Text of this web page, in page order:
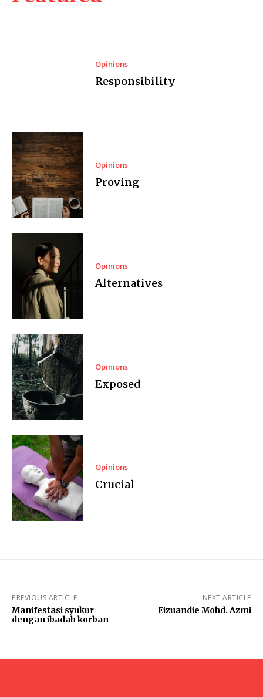
Opinions
Responsibility
Opinions
Proving
Opinions
Alternatives
Opinions
Exposed
Opinions
Crucial
PREVIOUS ARTICLE
Manifestasi syukur
dengan ibadah korban
NEXT ARTICLE
Eizuandie Mohd. Azmi